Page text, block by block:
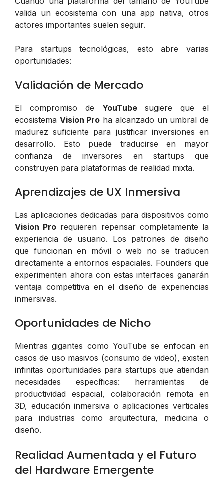
valida un ecosistema con una app nativa, otros
actores importantes suelen seguir.
Para startups tecnológicas, esto abre varias
oportunidades:
Validación de Mercado
El compromiso de YouTubesugiere que el
ecosistema Vision Pro ha alcanzado un umbral de
madurez suficiente para justificar inversiones en
desarrollo. Esto puede traducirse en mayor
confianza de inversores en startups que
construyen para plataformas de realidad mixta.
Aprendizajes de UX Inmersiva
Las aplicaciones dedicadas para dispositivos como
Vision Pro requieren repensar completamente la
experiencia de usuario. Los patrones de diseño
que funcionan en móvil o web no se traducen
directamente a entornos espaciales. Founders que
experimenten ahora con estas interfaces ganarán
ventaja competitiva en el diseño de experiencias
inmersivas.
Oportunidades de Nicho
Mientras gigantes como YouTube se enfocan en
casos de uso masivos (consumo de video), existen
infinitas oportunidades para startups que atiendan
necesidades específicas: herramientas de
productividad espacial, colaboración remota en
3D, educación inmersiva o aplicaciones verticales
para industrias como arquitectura, medicina o
diseño.
Realidad Aumentada y el Futuro
del Hardware Emergente